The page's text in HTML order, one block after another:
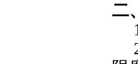
二